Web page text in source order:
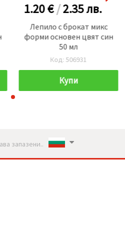
1.20 €/2.35лв.
Лепило с брокат микс
форми основен цвят син
50 мл
Код: 506931
Купи
запазени..